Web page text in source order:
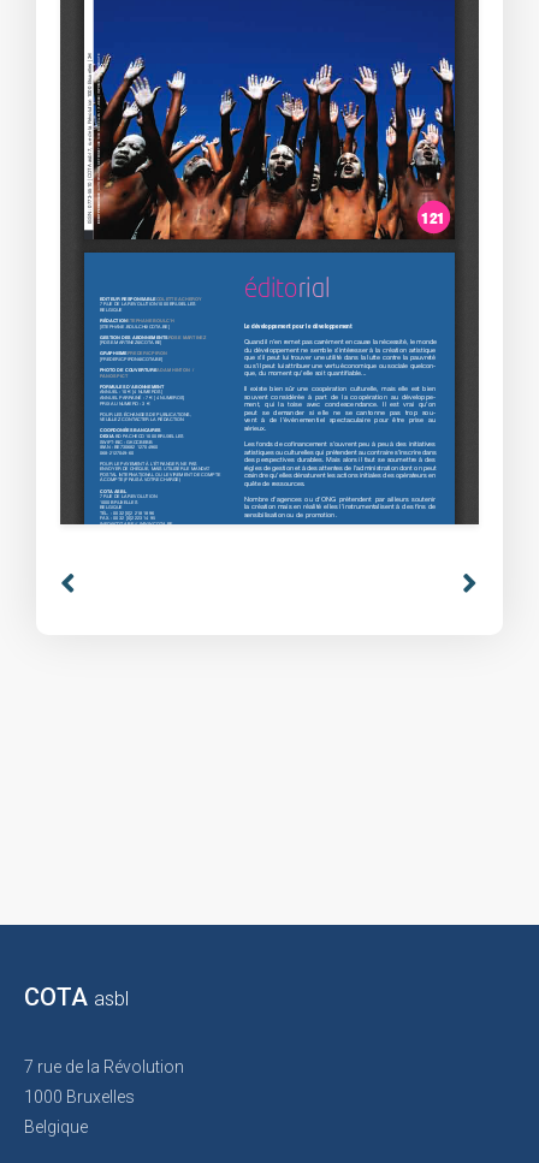
COTA asbl
7 rue de la Révolution
1000 Bruxelles
Belgique